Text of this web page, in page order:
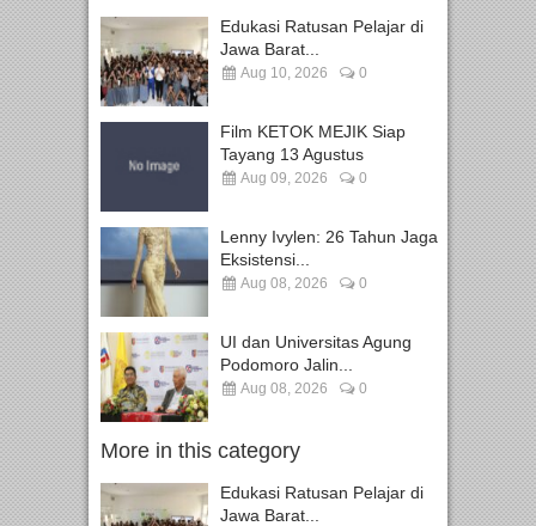
Edukasi Ratusan Pelajar di
Jawa Barat...
Aug 10, 2026 0
Film KETOK MEJIK Siap
Tayang 13 Agustus
Aug 09, 2026 0
Lenny Ivylen: 26 Tahun Jaga
Eksistensi...
Aug 08, 2026 0
UI dan Universitas Agung
Podomoro Jalin...
Aug 08, 2026 0
More in this category
Edukasi Ratusan Pelajar di
Jawa Barat...